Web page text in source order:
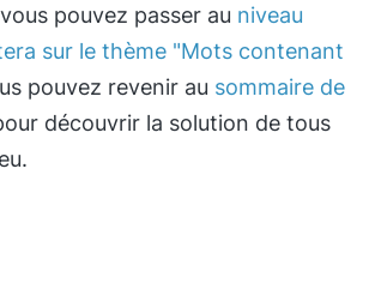
pouvez passer au niveau
sur le thème "Mots contenant
pouvez revenir au sommaire de
découvrir la solution de tous